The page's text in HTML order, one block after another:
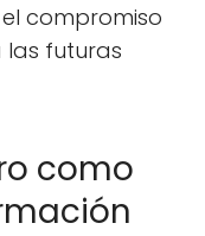
compromiso
futuras
como